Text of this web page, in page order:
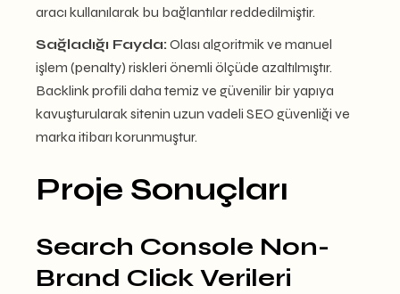
aracı kullanılarak bu bağlantılar reddedilmiştir.
Sağladığı Fayda: Olası algoritmik ve manuel
işlem (penalty) riskleri önemli ölçüde azaltılmıştır.
Backlink profili daha temiz ve güvenilir bir yapıya
kavuşturularak sitenin uzun vadeli SEO güvenliği ve
marka itibarı korunmuştur.
Proje Sonuçları
Search Console Non-
Brand Click Verileri